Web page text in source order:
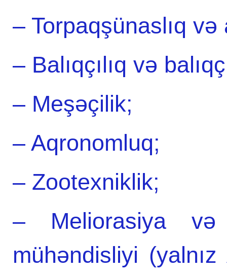
– Torpaqşünaslıq
– Balıqçılıq və
– Meşəçilik;
– Aqronomluq;
– Zootexniklik;
– Meliorasiya və
mühəndisliyi